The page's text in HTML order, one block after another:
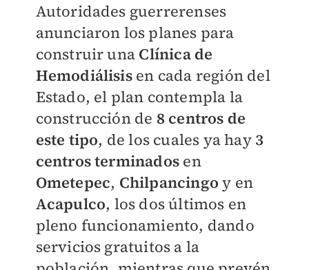
Autoridades guerrerenses
anunciaron los planes para
construir una Clínica de
Hemodiálisisen cada región del
Estado, el plan contempla la
construcción de 8 centros de
este tipo, de los cuales ya hay 3
centros terminados en
Ometepec, Chilpancingo y en
Acapulco, los dos últimos en
pleno funcionamiento, dando
servicios gratuitos a la